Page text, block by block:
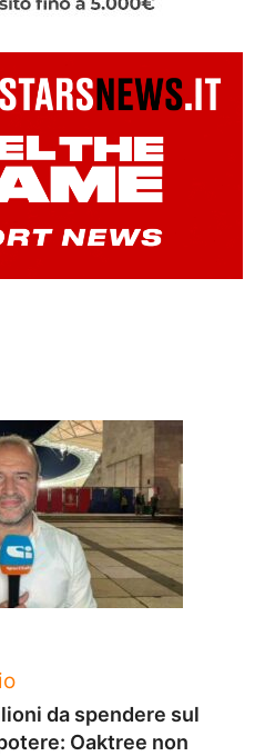
da spendere sul
Oaktree non